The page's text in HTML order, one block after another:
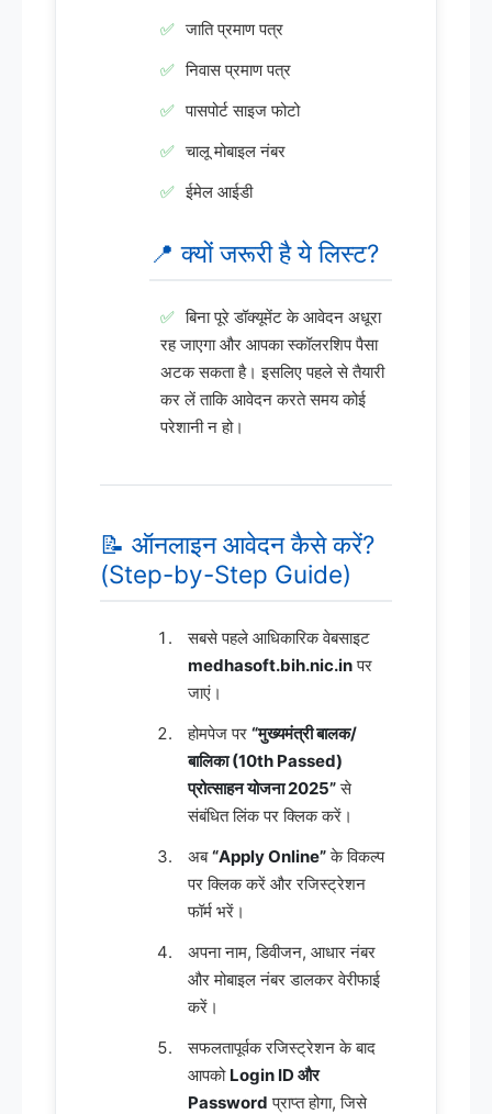
जाति प्रमाण पत्र
निवास प्रमाण पत्र
पासपोर्ट साइज फोटो
चालू मोबाइल नंबर
ईमेल आईडी
📍 क्यों जरूरी है ये लिस्ट?
बिना पूरे डॉक्यूमेंट के आवेदन अधूरा
रह जाएगा और आपका स्कॉलरशिप पैसा
अटक सकता है। इसलिए पहले से तैयारी
कर लें ताकि आवेदन करते समय कोई
परेशानी न हो।
📝 ऑनलाइन आवेदन कैसे करें?
(Step-by-Step Guide)
सबसे पहले आधिकारिक वेबसाइट
medhasoft.bih.nic.inपर
जाएं।
होमपेज पर “मुख्यमंत्री बालक/
बालिका (10th Passed)
प्रोत्साहन योजना 2025”से
संबंधित लिंक पर क्लिक करें।
अब“Apply Online”के विकल्प
पर क्लिक करें और रजिस्ट्रेशन
फॉर्म भरें।
अपना नाम, डिवीजन, आधार नंबर
और मोबाइल नंबर डालकर वेरीफाई
करें।
सफलतापूर्वक रजिस्ट्रेशन के बाद
आपको Login ID और
Password प्राप्त होगा, जिसे